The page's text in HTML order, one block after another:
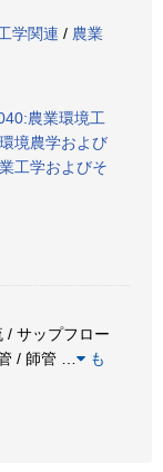
学関連 / 農業
農業環境工
境農学および
工学およびそ
/ サップフロー
/ 師管
も